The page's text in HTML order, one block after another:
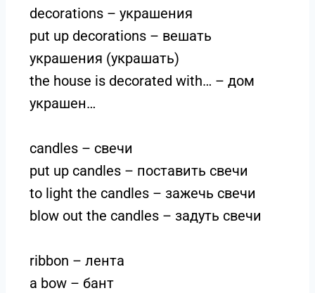
decorations – украшения
put up decorations – вешать
украшения (украшать)
the house is decorated with… – дом
украшен…
candles – свечи
put up candles – поставить свечи
to light the candles – зажечь свечи
blow out the candles – задуть свечи
ribbon – лента
a bow – бант